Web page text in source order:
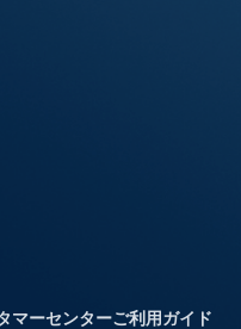
マーセンターご利用ガイド